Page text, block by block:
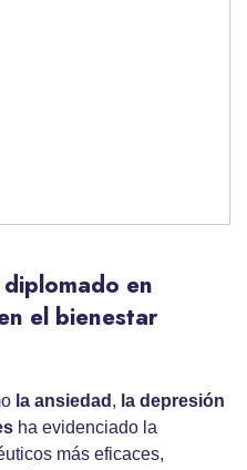
en
el bienestar
la ansiedad , la depresión
ha evidenciado la
más eficaces,